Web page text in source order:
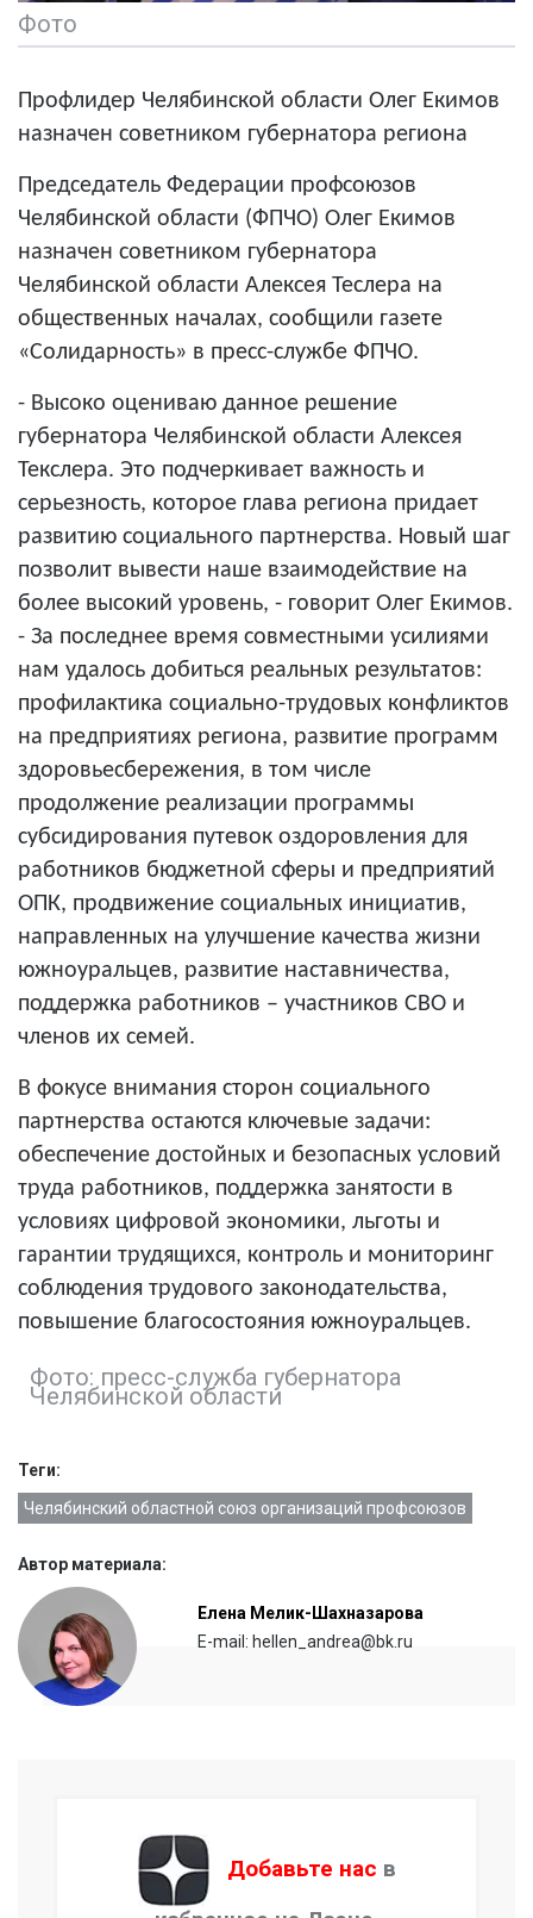
Фото
Профлидер Челябинской области Олег Екимов
назначен советником губернатора региона
Председатель Федерации профсоюзов
Челябинской области (ФПЧО) Олег Екимов
назначен советником губернатора
Челябинской области Алексея Теслера на
общественных началах, сообщили газете
«Солидарность» в пресс-службе ФПЧО.
- Высоко оцениваю данное решение
губернатора Челябинской области Алексея
Текслера. Это подчеркивает важность и
серьезность, которое глава региона придает
развитию социального партнерства. Новый шаг
позволит вывести наше взаимодействие на
более высокий уровень, - говорит Олег Екимов.
- За последнее время совместными усилиями
нам удалось добиться реальных результатов:
профилактика социально-трудовых конфликтов
на предприятиях региона, развитие программ
здоровьесбережения, в том числе
продолжение реализации программы
субсидирования путевок оздоровления для
работников бюджетной сферы и предприятий
ОПК, продвижение социальных инициатив,
направленных на улучшение качества жизни
южноуральцев, развитие наставничества,
поддержка работников – участников СВО и
членов их семей.
В фокусе внимания сторон социального
партнерства остаются ключевые задачи:
обеспечение достойных и безопасных условий
труда работников, поддержка занятости в
условиях цифровой экономики, льготы и
гарантии трудящихся, контроль и мониторинг
соблюдения трудового законодательства,
повышение благосостояния южноуральцев.
Фото: пресс-служба губернатора
Челябинской области
Теги:
Челябинский областной союз организаций профсоюзов
Автор материала:
Елена Мелик-Шахназарова
E-mail: hellen_andrea@bk.ru
Добавьте нас в